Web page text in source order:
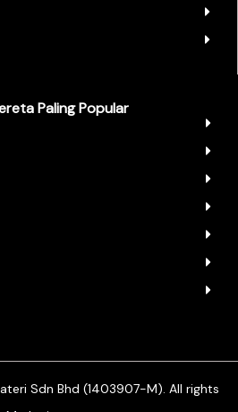
Paling Popular
Sdn Bhd (1403907-M). All rights